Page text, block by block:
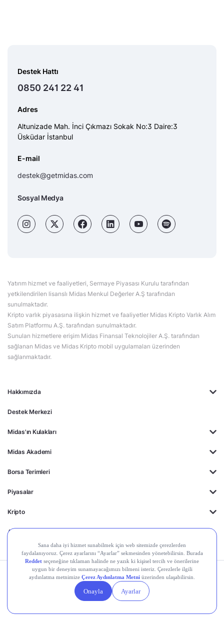
Hakkımızda
Destek Merkezi
Midas'ın Kulakları
Midas Akademi
Borsa Terimleri
Piyasalar
Kripto
Ayrıcalıklar
Destek Hattı
0850 241 22 41
Adres
Altunizade Mah. İnci Çıkmazı Sokak No:3 Daire:3
Üsküdar İstanbul
E-mail
destek@getmidas.com
Sosyal Medya
Yatırım hizmet ve faaliyetleri, Sermaye Piyasası Kurulu tarafından
yetkilendirilen lisanslı Midas Menkul Değerler A.Ş tarafından
sunulmaktadır.
Kripto varlık piyasasına ilişkin hizmet ve faaliyetler Midas Kripto Varlık Alım
Satım Platformu A.Ş. tarafından sunulmaktadır.
Sunulan hizmetlere erişim Midas Finansal Teknolojiler A.Ş. tarafından
sağlanan Midas ve Midas Kripto mobil uygulamaları üzerinden
sağlanmaktadır.
Kişisel Verilerin
Gizlilik
Politikası
Yasal
Duyurular
Çerez